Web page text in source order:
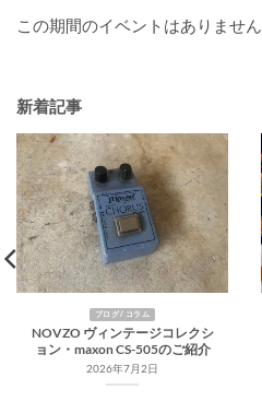
この期間のイベントはありません
新着記事
ブログ / コラム
NOVZO ヴィンテージコレクシ
ョン・maxon CS-505のご紹介
2026年7月2日